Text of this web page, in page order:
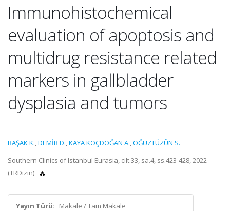
Immunohistochemical
evaluation of apoptosis and
multidrug resistance related
markers in gallbladder
dysplasia and tumors
BAŞAK K.,DEMİR D.,KAYA KOÇDOĞAN A.,OĞUZTÜZÜN S.
Southern Clinics of Istanbul Eurasia, cilt.33, sa.4, ss.423-428, 2022
(TRDizin)
Yayın Türü: Makale / Tam Makale